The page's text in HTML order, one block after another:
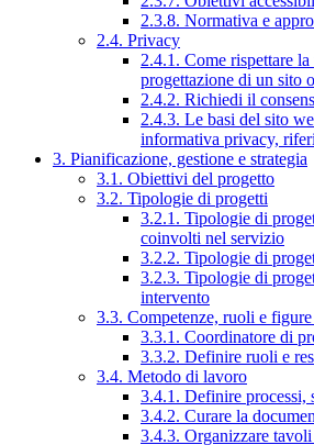
2.3.8. Normativa e
2.4. Privacy
2.4.1. Come rispettare
progettazione di un sito
2.4.2. Richiedi il
2.4.3. Le basi del sito
informativa privacy,
3. Pianificazione, gestione e strategia
3.1. Obiettivi del progetto
3.2. Tipologie di progetti
3.2.1. Tipologie di
coinvolti nel servizio
3.2.2. Tipologie di
3.2.3. Tipologie di
intervento
3.3. Competenze, ruoli e
3.3.1. Coordinatore di
3.3.2. Definire ruoli e
3.4. Metodo di lavoro
3.4.1. Definire processi,
3.4.2. Curare la
3.4.3. Organizzare